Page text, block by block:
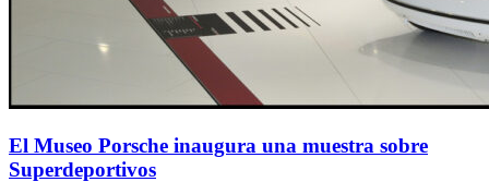
El Museo Porsche inaugura una muestra sobre
Superdeportivos